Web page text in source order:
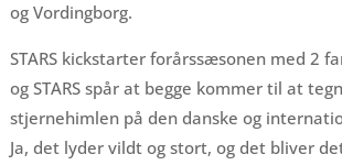
og Vordingborg.
STARS kickstarter forårssæsonen med 2
og STARS spår at begge kommer til at
stjernehimlen på den danske og
Ja, det lyder vildt og stort, og det bliver